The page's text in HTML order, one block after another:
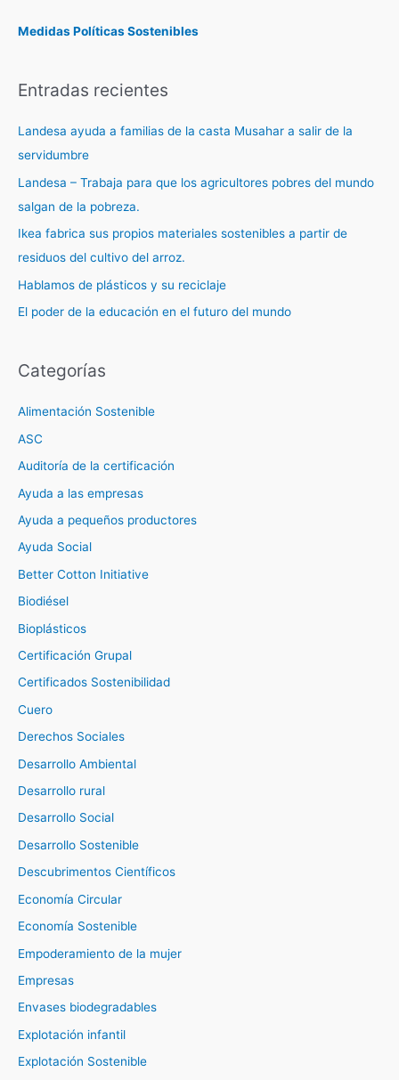
Medidas Políticas Sostenibles
Entradas recientes
Landesa ayuda a familias de la casta Musahar a salir de la
servidumbre
Landesa – Trabaja para que los agricultores pobres del mundo
salgan de la pobreza.
Ikea fabrica sus propios materiales sostenibles a partir de
residuos del cultivo del arroz.
Hablamos de plásticos y su reciclaje
El poder de la educación en el futuro del mundo
Categorías
Alimentación Sostenible
ASC
Auditoría de la certificación
Ayuda a las empresas
Ayuda a pequeños productores
Ayuda Social
Better Cotton Initiative
Biodiésel
Bioplásticos
Certificación Grupal
Certificados Sostenibilidad
Cuero
Derechos Sociales
Desarrollo Ambiental
Desarrollo rural
Desarrollo Social
Desarrollo Sostenible
Descubrimentos Científicos
Economía Circular
Economía Sostenible
Empoderamiento de la mujer
Empresas
Envases biodegradables
Explotación infantil
Explotación Sostenible